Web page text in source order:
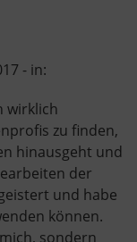
- in:
wirklich
zu finden,
hinausgeht und
der
und habe
können.
sondern